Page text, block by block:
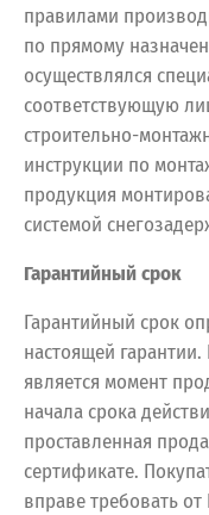
правилами
по прямому
осуществлялся
соответствующую
строительно-
инструкции по
продукция
системой
Гарантийный срок
Гарантийный срок
настоящей
является момент
начала срока
проставленная
сертификате.
вправе требовать